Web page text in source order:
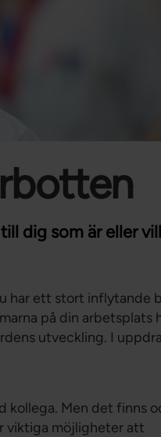
dig som är eller
har ett stort inflytande
på din arbetsplats
utveckling. I
kollega. Men det finns
viktiga möjligheter att